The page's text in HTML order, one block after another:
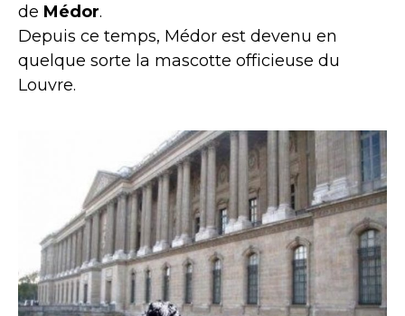
de Médor.
Depuis ce temps, Médor est devenu en
quelque sorte la mascotte officieuse du
Louvre.